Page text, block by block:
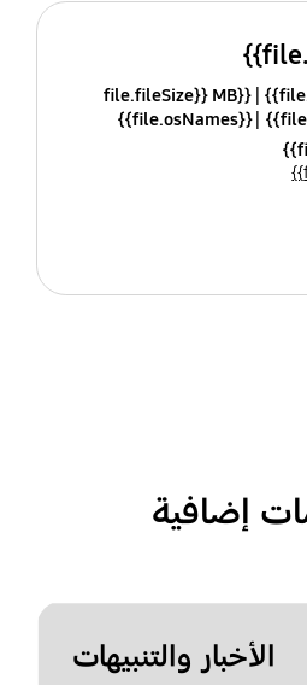
{{file.fileSize}} MB
{{file.osNames}}
إضافية
الأخبار والتنبيهات